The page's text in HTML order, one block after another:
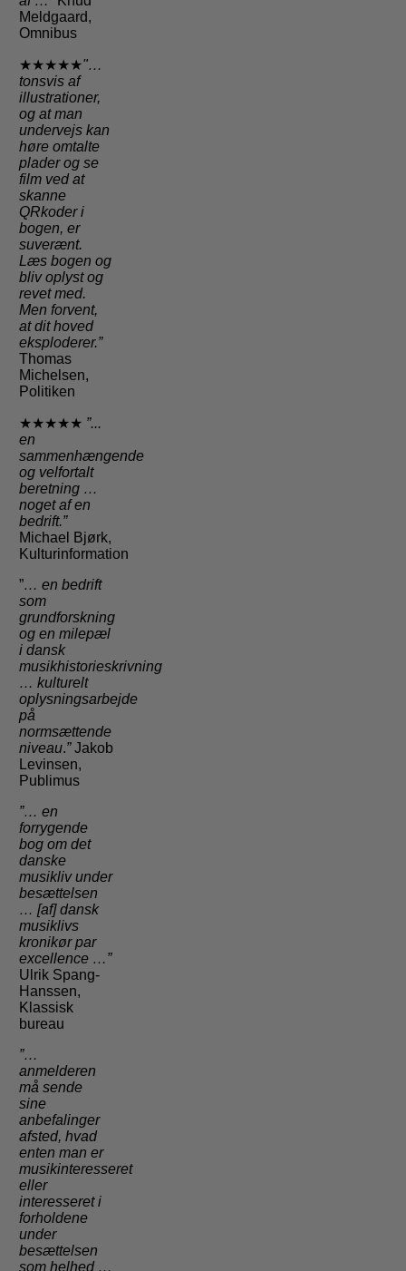
Meldgaard,
Omnibus
★★★★★"…
tonsvis af
illustrationer,
og at man
undervejs kan
høre omtalte
plader og se
film ved at
skanne
QRkoder i
bogen, er
suverænt.
Læs bogen og
bliv oplyst og
revet med.
Men forvent,
at dit hoved
eksploderer.”
Thomas
Michelsen,
Politiken
★★★★★ ”...
en
sammenhængende
og velfortalt
beretning …
noget af en
bedrift.”
Michael Bjørk,
Kulturinformation
”… en bedrift
som
grundforskning
og en milepæl
i dansk
musikhistorieskrivning
… kulturelt
oplysningsarbejde
på
normsættende
niveau.”Jakob
Levinsen,
Publimus
”… en
forrygende
bog om det
danske
musikliv under
besættelsen
… [af] dansk
musiklivs
kronikør par
excellence …”
Ulrik Spang-
Hanssen,
Klassisk
bureau
”…
anmelderen
må sende
sine
anbefalinger
afsted, hvad
enten man er
musikinteresseret
eller
interesseret i
forholdene
under
besættelsen
som helhed …